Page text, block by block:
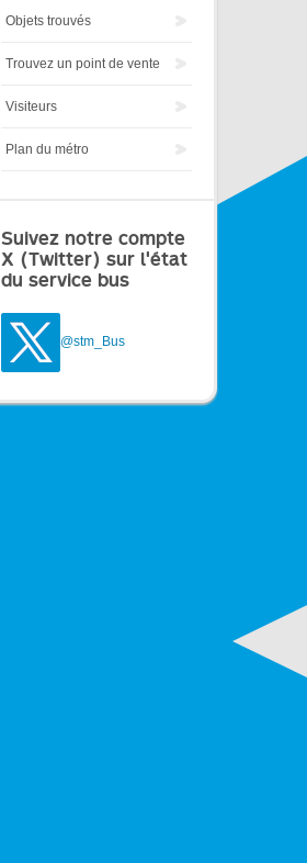
Objets trouvés
Trouvez un point de vente
Visiteurs
Plan du métro
Suivez notre compte
X (Twitter) sur l'état
du service bus
@stm_Bus